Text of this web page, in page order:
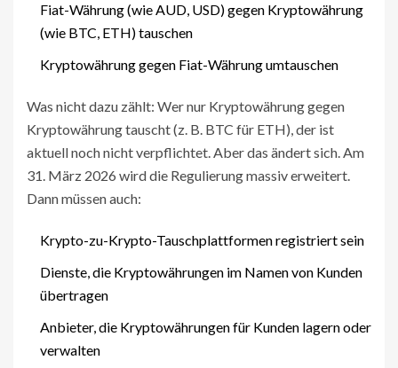
Fiat-Währung (wie AUD, USD) gegen Kryptowährung
(wie BTC, ETH) tauschen
Kryptowährung gegen Fiat-Währung umtauschen
Was nicht dazu zählt: Wer nur Kryptowährung gegen
Kryptowährung tauscht (z. B. BTC für ETH), der ist
aktuell noch nicht verpflichtet. Aber das ändert sich. Am
31. März 2026 wird die Regulierung massiv erweitert.
Dann müssen auch:
Krypto-zu-Krypto-Tauschplattformen registriert sein
Dienste, die Kryptowährungen im Namen von Kunden
übertragen
Anbieter, die Kryptowährungen für Kunden lagern oder
verwalten